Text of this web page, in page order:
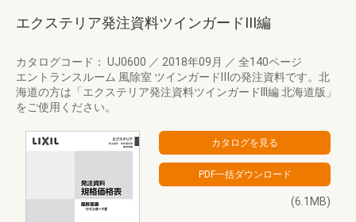
エクステリア発注資料ツインガードIII編
カタログコード： UJ0600 ／ 2018年09月 ／ 全140ページ
エントランスルーム 風除室 ツインガードⅢの発注資料です。北
海道の方は「エクステリア発注資料ツインガードIII編 北海道版」
をご使用ください。
(6.1MB)